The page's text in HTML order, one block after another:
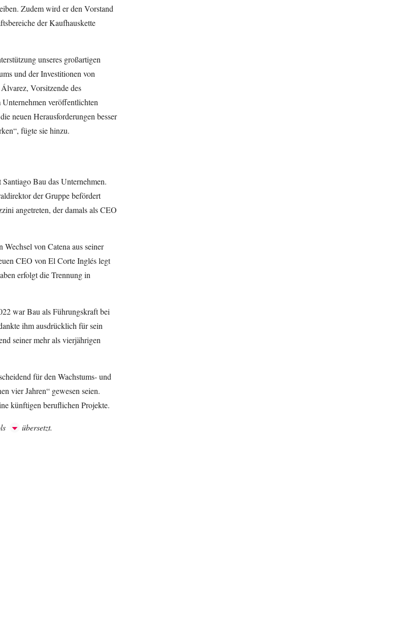
Zudem wird er den Vorstand
der Kaufhauskette
unseres großartigen
und der Investitionen von
Vorsitzende des
veröffentlichten
neuen Herausforderungen besser
fügte sie hinzu.
Bau das Unternehmen.
der Gruppe befördert
angetreten, der damals als CEO
von Catena aus seiner
CEO von El Corte Inglés legt
erfolgt die Trennung in
war Bau als Führungskraft bei
ihm ausdrücklich für sein
seiner mehr als vierjährigen
für den Wachstums- und
vier Jahren“ gewesen seien.
künftigen beruflichen Projekte.
übersetzt.